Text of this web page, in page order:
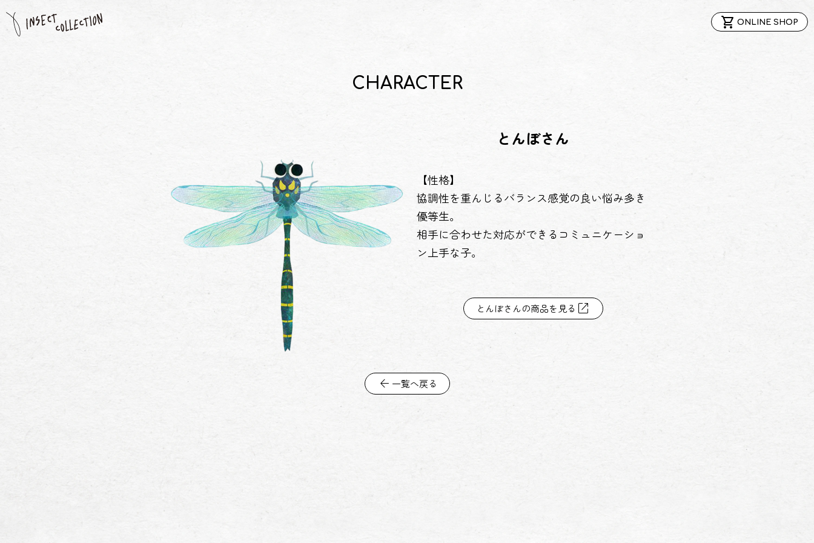
shopping_cart ONLINE SHOP
CHARACTER
とんぼさん
【性格】
協調性を重んじるバランス感覚の良い悩み多き
優等生。
相手に合わせた対応ができるコミュニケーショ
ン上手な子。
とんぼさんの商品を見る open_in_new
arrow_back 一覧へ戻る